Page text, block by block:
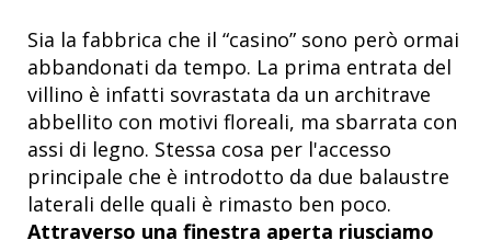
Sia la fabbrica che il “casino” sono però ormai
abbandonati da tempo. La prima entrata del
villino è infatti sovrastata da un architrave
abbellito con motivi floreali, ma sbarrata con
assi di legno. Stessa cosa per l'accesso
principale che è introdotto da due balaustre
laterali delle quali è rimasto ben poco.
Attraverso una finestra aperta riusciamo